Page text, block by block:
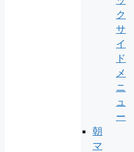
ク
サ
イ
ド
メ
ニ
ュ
ー
朝
マ